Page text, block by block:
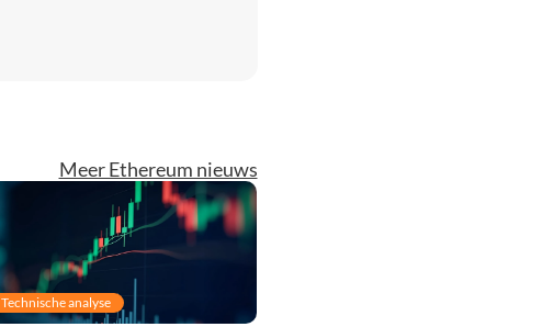
Meer Ethereum nieuws
Technische analyse